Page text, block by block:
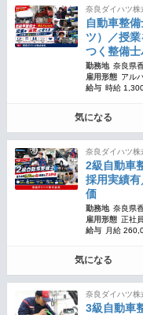
奈良ダイハツ株
自動車整
ツ）／授
つく整備士
勤務地 奈良県
雇用形態 アル
給与 時給
気になる
奈良ダイハツ株
2級自動車
採用実績
価
勤務地 奈良県
雇用形態 正社員
給与
月給
気になる
奈良ダイハツ株
3級自動車